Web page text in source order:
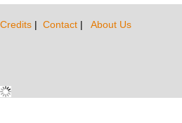
Credits | Contact | About Us